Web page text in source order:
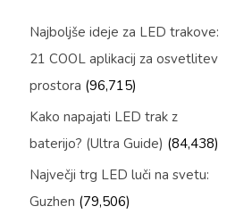
Najboljše ideje za LED trakove:
21 COOL aplikacij za osvetlitev
prostora (96,715)
Kako napajati LED trak z
baterijo? (Ultra Guide) (84,438)
Največji trg LED luči na svetu:
Guzhen (79,506)